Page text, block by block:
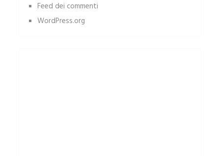
Feed dei commenti
WordPress.org